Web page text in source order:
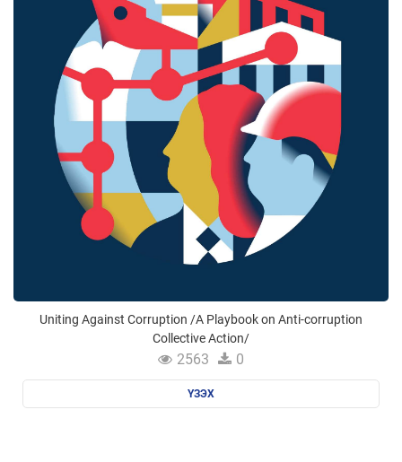
Uniting Against Corruption /A Playbook on Anti-corruption
Collective Action/
2563 0
ҮЗЭХ